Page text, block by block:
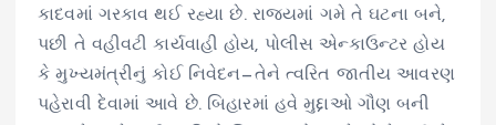
કાદવમાં ગરકાવ થઈ રહ્યા છે. રાજ્યમાં ગમે તે ઘટના બને,
પછી તે વહીવટી કાર્યવાહી હોય, પોલીસ એન્કાઉન્ટર હોય
કે મુખ્યમંત્રીનું કોઈ નિવેદન—તેને ત્વરિત જાતીય આવરણ
પહેરાવી દેવામાં આવે છે. બિહારમાં હવે મુદ્દાઓ ગૌણ બની